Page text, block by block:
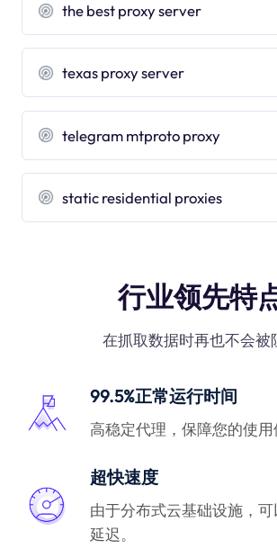
the best proxy server
texas proxy server
telegram mtproto proxy
static residential proxies
行业领先特
在抓取数据时再也不会被
99.5%正常运行时间
高稳定代理，保障您的使用
超快速度
由于分布式云基础设施，
延迟。